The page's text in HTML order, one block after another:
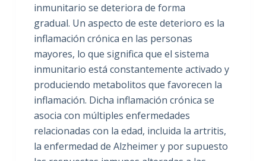
inmunitario se deteriora de forma
gradual. Un aspecto de este deterioro es la
inflamación crónica en las personas
mayores, lo que significa que el sistema
inmunitario está constantemente activado y
produciendo metabolitos que favorecen la
inflamación. Dicha inflamación crónica se
asocia con múltiples enfermedades
relacionadas con la edad, incluida la artritis,
la enfermedad de Alzheimer y por supuesto